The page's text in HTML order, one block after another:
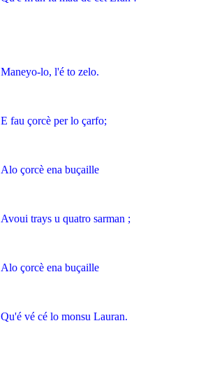
Maneyo-lo, l'é to zelo.
E fau çorcè per lo çarfo;
Alo çorcè ena buçaille
Avoui trays u quatro sarman ;
Alo çorcè ena buçaille
Qu'é vé cé lo monsu Lauran.